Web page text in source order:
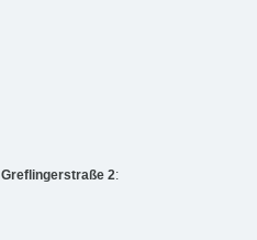
Greflingerstraße 2: